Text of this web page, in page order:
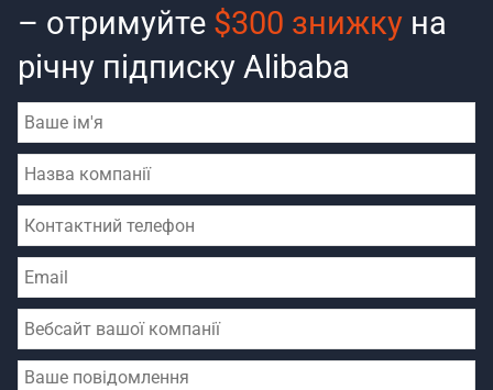
– отримуйте $300 знижку на
річну підписку Alibaba